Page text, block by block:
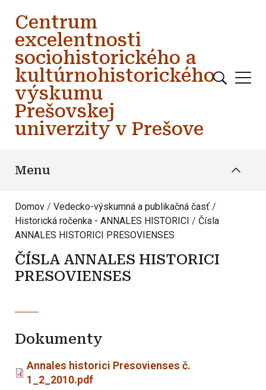
Centrum
excelentnosti
sociohistorického a
kultúrnohistorického
výskumu
Prešovskej
univerzity v Prešove
Menu
Domov
Vedecko-výskumná a publikačná časť
Historická ročenka - ANNALES HISTORICI
Čísla
ANNALES HISTORICI PRESOVIENSES
ČÍSLA ANNALES HISTORICI
PRESOVIENSES
Dokumenty
Annales historici Presovienses č.
1_2_2010.pdf